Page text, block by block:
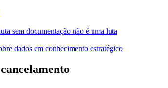
sem documentação não é uma luta
dados em conhecimento estratégico